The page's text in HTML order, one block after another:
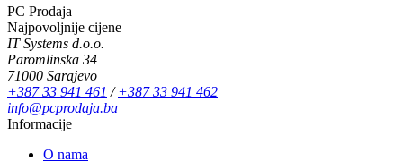
PC Prodaja
Najpovoljnije cijene
IT Systems d.o.o.
Paromlinska 34
71000 Sarajevo
+387 33 941 461 /+387 33 941 462
info@pcprodaja.ba
Informacije
O nama